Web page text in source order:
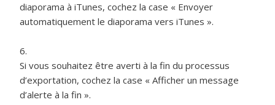
diaporama à iTunes, cochez la case « Envoyer
automatiquement le diaporama vers iTunes ».
Si vous souhaitez être averti à la fin du processus
d’exportation, cochez la case « Afficher un message
d’alerte à la fin ».